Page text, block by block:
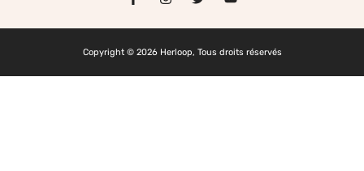
Copyright © 2026 Herloop, Tous droits réservés